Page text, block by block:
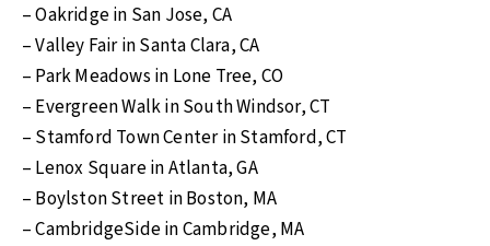
– Oakridge in San Jose, CA
– Valley Fair in Santa Clara, CA
– Park Meadows in Lone Tree, CO
– Evergreen Walk in South Windsor, CT
– Stamford Town Center in Stamford, CT
– Lenox Square in Atlanta, GA
– Boylston Street in Boston, MA
– CambridgeSide in Cambridge, MA